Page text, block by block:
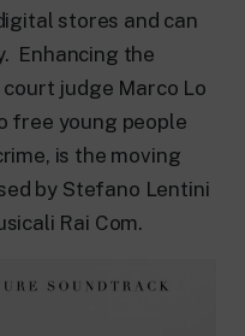
Literature,
stores and can
Enhancing the
judge Marco Lo
free young people
is the moving
by Stefano Lentini
Rai Com.